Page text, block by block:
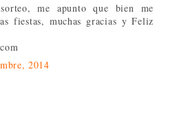
me apunto que bien me
fiestas, muchas gracias y Feliz
2014